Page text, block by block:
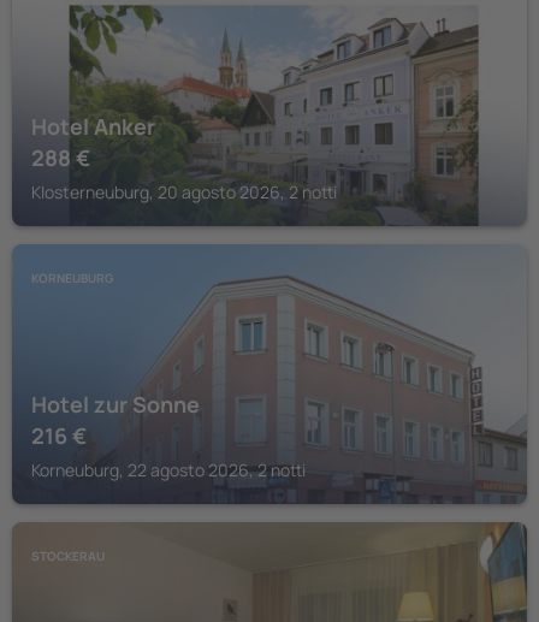
Hotel Anker
288 €
Klosterneuburg, 20 agosto 2026, 2 notti
KORNEUBURG
Hotel zur Sonne
216 €
Korneuburg, 22 agosto 2026, 2 notti
STOCKERAU